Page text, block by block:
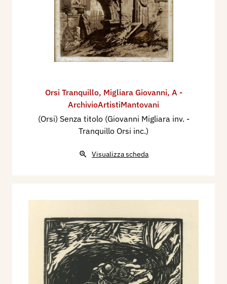
Orsi Tranquillo, Migliara Giovanni, A -
ArchivioArtistiMantovani
(Orsi) Senza titolo (Giovanni Migliara inv. -
Tranquillo Orsi inc.)
Visualizza scheda